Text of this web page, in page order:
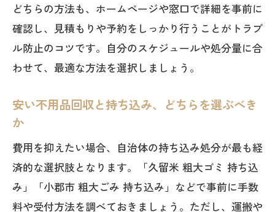
どちらの方法も、ホームページや窓口で詳細を事前に
確認し、見積もりや予約をしっかり行うことがトラブ
ル防止のコツです。自分のスケジュールや処分量に合
わせて、最適な方法を選択しましょう。
安い不用品回収と持ち込み、どちらを選ぶべき
か
費用を抑えたい場合、自治体の持ち込み処分が最も経
済的な選択肢となります。「久留米 粗大ゴミ 持ち込
み」「小郡市 粗大ごみ 持ち込み」などで事前に手数
料や受付方法を調べておきましょう。ただし、運搬や